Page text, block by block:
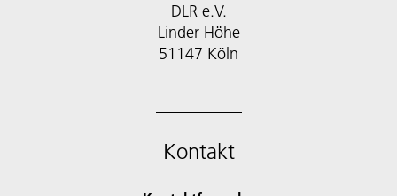
DLR e.V.
Linder Höhe
51147 Köln
Kontakt